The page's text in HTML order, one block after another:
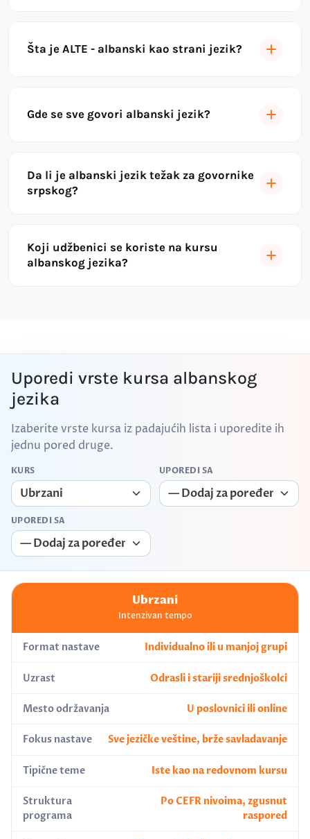
Šta je ALTE - albanski kao strani jezik?
Gde se sve govori albanski jezik?
Da li je albanski jezik težak za govornike
srpskog?
Koji udžbenici se koriste na kursu
albanskog jezika?
Uporedi vrste kursa albanskog
jezika
Izaberite vrste kursa iz padajućih lista i uporedite ih
jednu pored druge.
KURS UPOREDI SA
UPOREDI SA
Ubrzani
Intenzivan tempo
Format nastave Individualno ili u manjoj grupi
Uzrast Odrasli i stariji srednjoškolci
Mesto održavanja U poslovnici ili online
Fokus nastave Sve jezičke veštine, brže savladavanje
Tipične teme Iste kao na redovnom kursu
Struktura
programa
Po CEFR nivoima, zgusnut
raspored